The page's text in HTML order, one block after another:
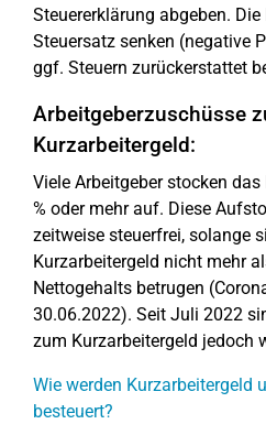
Steuererklärung abgeben.
Steuersatz senken (negative
ggf. Steuern zurückerstattet
Arbeitgeberzuschüsse
Kurzarbeitergeld:
Viele Arbeitgeber stocken
% oder mehr auf. Diese
zeitweise steuerfrei, solange
Kurzarbeitergeld nicht mehr
Nettogehalts betrugen
30.06.2022). Seit Juli 2022
zum Kurzarbeitergeld jedoch
Wie werden Kurzarbeitergeld
besteuert?